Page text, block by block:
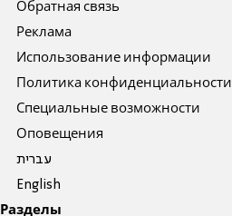
Обратная связь
Реклама
Использование информации
Политика конфиденциальности
Специальные возможности
Оповещения
עברית
English
Разделы